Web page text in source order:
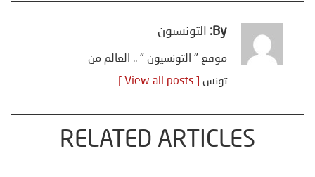
By: التونسيون
موقع " التونسيون " .. العالم من
تونس
RELATED ARTICLES